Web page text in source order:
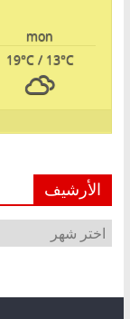
mon
19°C/ 13°C
الأرشيف
الأرشيف